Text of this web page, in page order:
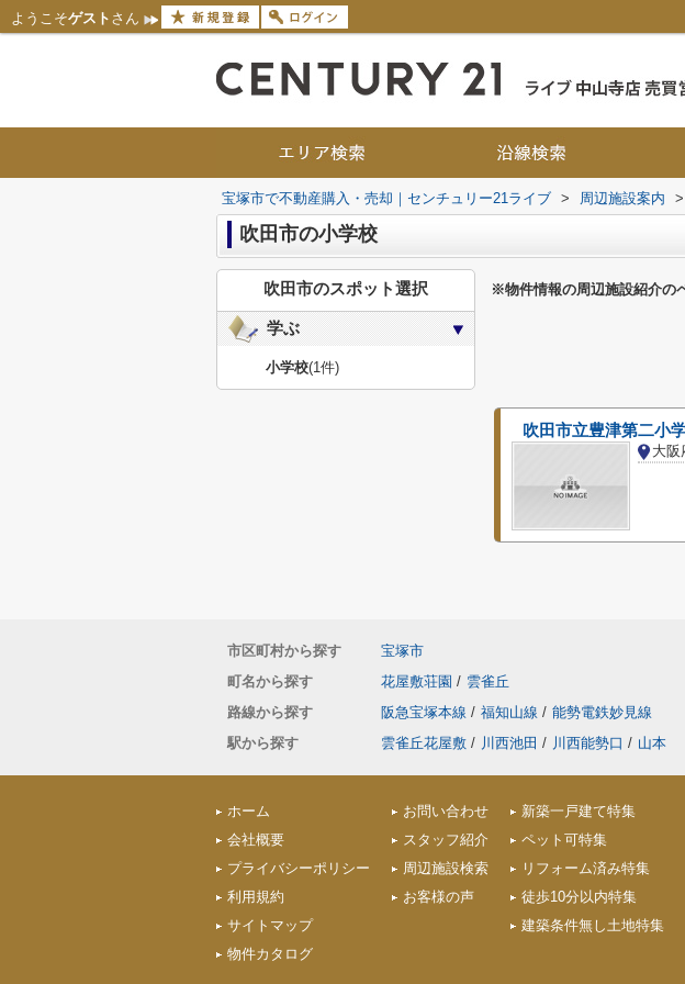
ようこそゲスト さん
宝塚市で不動産購入・売却｜センチュリー21ライブ > 周辺施設案内 >
吹田市の小学校
※物件情報の周辺施設紹介の
吹田市立豊津第二小
大阪
吹田市のスポット選択
学ぶ
小学校(1件)
市区町村から探す
宝塚市
町名から探す
花屋敷荘園 / 雲雀丘
路線から探す
阪急宝塚本線 / 福知山線 / 能勢電鉄妙見線
駅から探す
雲雀丘花屋敷 / 川西池田 / 川西能勢口 / 山本
ホーム
会社概要
プライバシーポリシー
利用規約
サイトマップ
物件カタログ
お問い合わせ
スタッフ紹介
周辺施設検索
お客様の声
新築一戸建て特集
ペット可特集
リフォーム済み特集
徒歩10分以内特集
建築条件無し土地特集